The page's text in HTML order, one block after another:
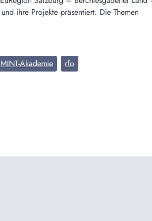
ihre Projekte präsentiert. Die Themen
MINT-Akademie
rfo